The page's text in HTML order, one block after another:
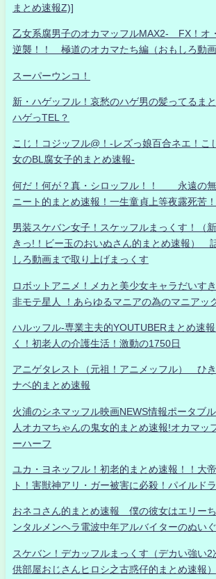
まとめ速報Z)]
乙女系腐男子のオカマッフルMAX2- FX！オ
逆襲！！ 極道のオカマたち編（おもしろ動画
スーパーウンコ！
新・ハゲッフル！哀愁のハゲ男の髪ってるま
ハゲっTEL？
こじ！コジッフル@！-レズっ娘百合ネエ！こ
女のBL腐女子的まとめ速報-
何だ！何が？真・シロッフル！！ 永遠の
ニート的まとめ速報！一生童貞上等夜露死苦！
男装スケバン女子！スケッフルまっくす！（
きっ!！ビー玉のおいぬさん的まとめ速報）
しろ動画まで取り上げまっくす
ロボットアニメ！メカと美少女キャラだいす
非モテ星人 ！あらゆるマニアの為のマニアッ
ハルッフル-専業主夫的YOUTUBERまとめ速
く！初老人の介護生活！激動の1750日
アニゲタレスト（元祖！アニメッフル） ひ
ナベ的まとめ速報
火浦のシネマッフル映画NEWS情報ポータブ
人オカマちゃんの鬼女的まとめ速報!オカマッ
ーハーフ
ユカ・ヨネッフル！初老的まとめ速報！！大
ト！害獣神アリ・ガー被害に必殺！パイルド
おネコさん的まとめ速報 僕の彼女はエリー
ンタルメンヘラ電波中年アルバイターのぬい
スケバン！デカッフルまっくす（デカい強い
供部屋おじさんヒロシ之古惑仔的まとめ速報